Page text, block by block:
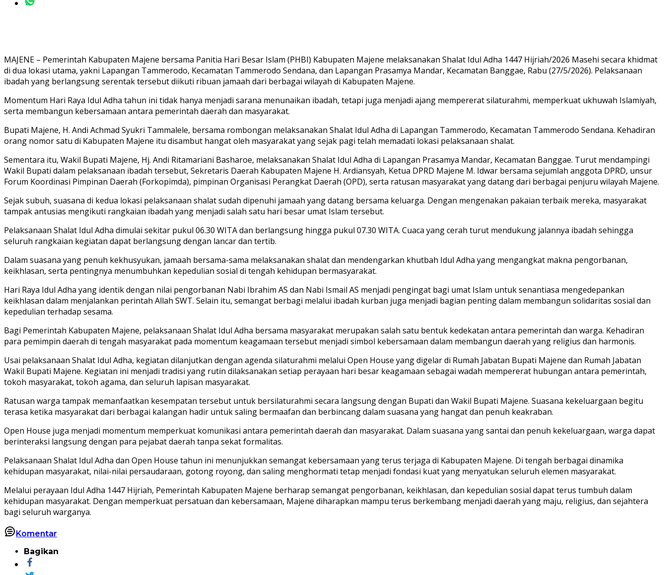
MAJENE – Pemerintah Kabupaten Majene bersama Panitia Hari Besar Islam (PHBI) Kabupaten Majene melaksanakan Shalat Idul Adha 1447 Hijriah/2026 Masehi secara khidmat
di dua lokasi utama, yakni Lapangan Tammerodo, Kecamatan Tammerodo Sendana, dan Lapangan Prasamya Mandar, Kecamatan Banggae, Rabu (27/5/2026). Pelaksanaan
ibadah yang berlangsung serentak tersebut diikuti ribuan jamaah dari berbagai wilayah di Kabupaten Majene.
Momentum Hari Raya Idul Adha tahun ini tidak hanya menjadi sarana menunaikan ibadah, tetapi juga menjadi ajang mempererat silaturahmi, memperkuat ukhuwah Islamiyah,
serta membangun kebersamaan antara pemerintah daerah dan masyarakat.
Bupati Majene, H. Andi Achmad Syukri Tammalele, bersama rombongan melaksanakan Shalat Idul Adha di Lapangan Tammerodo, Kecamatan Tammerodo Sendana. Kehadiran
orang nomor satu di Kabupaten Majene itu disambut hangat oleh masyarakat yang sejak pagi telah memadati lokasi pelaksanaan shalat.
Sementara itu, Wakil Bupati Majene, Hj. Andi Ritamariani Basharoe, melaksanakan Shalat Idul Adha di Lapangan Prasamya Mandar, Kecamatan Banggae. Turut mendampingi
Wakil Bupati dalam pelaksanaan ibadah tersebut, Sekretaris Daerah Kabupaten Majene H. Ardiansyah, Ketua DPRD Majene M. Idwar bersama sejumlah anggota DPRD, unsur
Forum Koordinasi Pimpinan Daerah (Forkopimda), pimpinan Organisasi Perangkat Daerah (OPD), serta ratusan masyarakat yang datang dari berbagai penjuru wilayah Majene.
Sejak subuh, suasana di kedua lokasi pelaksanaan shalat sudah dipenuhi jamaah yang datang bersama keluarga. Dengan mengenakan pakaian terbaik mereka, masyarakat
tampak antusias mengikuti rangkaian ibadah yang menjadi salah satu hari besar umat Islam tersebut.
Pelaksanaan Shalat Idul Adha dimulai sekitar pukul 06.30 WITA dan berlangsung hingga pukul 07.30 WITA. Cuaca yang cerah turut mendukung jalannya ibadah sehingga
seluruh rangkaian kegiatan dapat berlangsung dengan lancar dan tertib.
Dalam suasana yang penuh kekhusyukan, jamaah bersama-sama melaksanakan shalat dan mendengarkan khutbah Idul Adha yang mengangkat makna pengorbanan,
keikhlasan, serta pentingnya menumbuhkan kepedulian sosial di tengah kehidupan bermasyarakat.
Hari Raya Idul Adha yang identik dengan nilai pengorbanan Nabi Ibrahim AS dan Nabi Ismail AS menjadi pengingat bagi umat Islam untuk senantiasa mengedepankan
keikhlasan dalam menjalankan perintah Allah SWT. Selain itu, semangat berbagi melalui ibadah kurban juga menjadi bagian penting dalam membangun solidaritas sosial dan
kepedulian terhadap sesama.
Bagi Pemerintah Kabupaten Majene, pelaksanaan Shalat Idul Adha bersama masyarakat merupakan salah satu bentuk kedekatan antara pemerintah dan warga. Kehadiran
para pemimpin daerah di tengah masyarakat pada momentum keagamaan tersebut menjadi simbol kebersamaan dalam membangun daerah yang religius dan harmonis.
Usai pelaksanaan Shalat Idul Adha, kegiatan dilanjutkan dengan agenda silaturahmi melalui Open House yang digelar di Rumah Jabatan Bupati Majene dan Rumah Jabatan
Wakil Bupati Majene. Kegiatan ini menjadi tradisi yang rutin dilaksanakan setiap perayaan hari besar keagamaan sebagai wadah mempererat hubungan antara pemerintah,
tokoh masyarakat, tokoh agama, dan seluruh lapisan masyarakat.
Ratusan warga tampak memanfaatkan kesempatan tersebut untuk bersilaturahmi secara langsung dengan Bupati dan Wakil Bupati Majene. Suasana kekeluargaan begitu
terasa ketika masyarakat dari berbagai kalangan hadir untuk saling bermaafan dan berbincang dalam suasana yang hangat dan penuh keakraban.
Open House juga menjadi momentum memperkuat komunikasi antara pemerintah daerah dan masyarakat. Dalam suasana yang santai dan penuh kekeluargaan, warga dapat
berinteraksi langsung dengan para pejabat daerah tanpa sekat formalitas.
Pelaksanaan Shalat Idul Adha dan Open House tahun ini menunjukkan semangat kebersamaan yang terus terjaga di Kabupaten Majene. Di tengah berbagai dinamika
kehidupan masyarakat, nilai-nilai persaudaraan, gotong royong, dan saling menghormati tetap menjadi fondasi kuat yang menyatukan seluruh elemen masyarakat.
Melalui perayaan Idul Adha 1447 Hijriah, Pemerintah Kabupaten Majene berharap semangat pengorbanan, keikhlasan, dan kepedulian sosial dapat terus tumbuh dalam
kehidupan masyarakat. Dengan memperkuat persatuan dan kebersamaan, Majene diharapkan mampu terus berkembang menjadi daerah yang maju, religius, dan sejahtera
bagi seluruh warganya.
Komentar
Bagikan